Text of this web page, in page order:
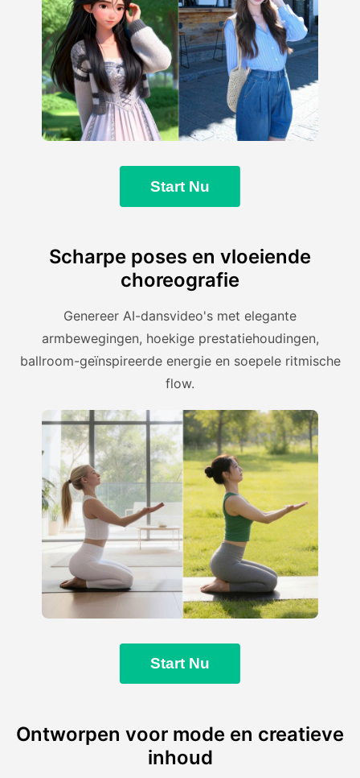
Start Nu
Scharpe poses en vloeiende
choreografie
Genereer AI-dansvideo's met elegante
armbewegingen, hoekige prestatiehoudingen,
ballroom-geïnspireerde energie en soepele ritmische
flow.
Start Nu
Ontworpen voor mode en creatieve
inhoud